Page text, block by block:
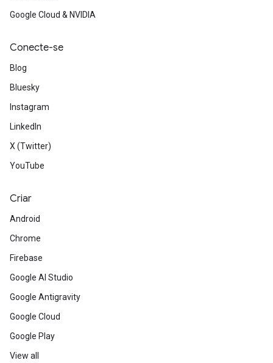
Google Cloud & NVIDIA
Conecte-se
Blog
Bluesky
Instagram
LinkedIn
X (Twitter)
YouTube
Criar
Android
Chrome
Firebase
Google AI Studio
Google Antigravity
Google Cloud
Google Play
View all